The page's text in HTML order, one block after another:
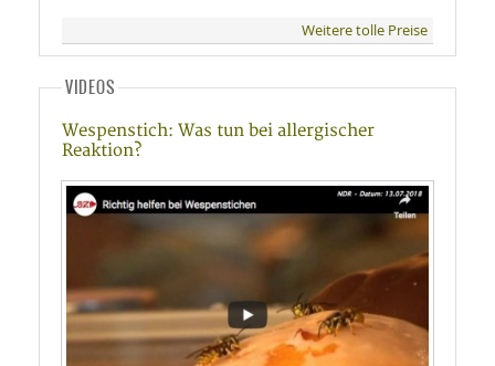
Weitere tolle Preise
VIDEOS
Wespenstich: Was tun bei allergischer
Reaktion?